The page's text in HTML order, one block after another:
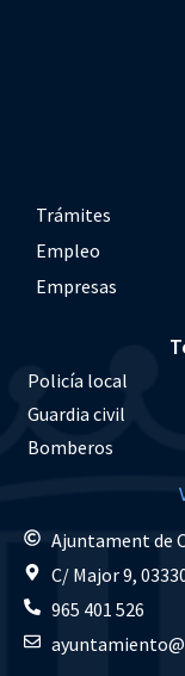
Trámites
Empleo
Empresas
Policía local
Guardia civil
Bomberos
Ajuntament de
C/ Major 9,
965 401 526